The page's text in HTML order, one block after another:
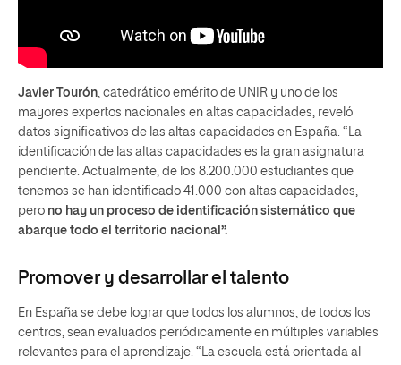
Javier Tourón, catedrático emérito de UNIR y uno de los
mayores expertos nacionales en altas capacidades, reveló
datos significativos de las altas capacidades en España. “La
identificación de las altas capacidades es la gran asignatura
pendiente. Actualmente, de los 8.200.000 estudiantes que
tenemos se han identificado 41.000 con altas capacidades,
pero no hay un proceso de identificación sistemático que
abarque todo el territorio nacional”.
Promover y desarrollar el talento
En España se debe lograr que todos los alumnos, de todos los
centros, sean evaluados periódicamente en múltiples variables
relevantes para el aprendizaje. “La escuela está orientada al